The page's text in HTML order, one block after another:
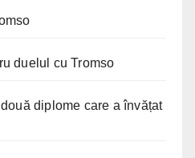
duelul cu Tromso
diplome care a învățat